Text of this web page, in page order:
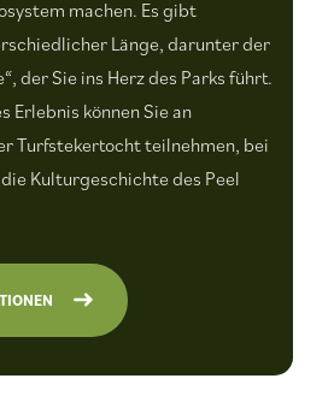
machen. Es gibt
Länge, darunter der
der Sie ins Herz des Parks führt.
Erlebnis können Sie an
Turfstekertocht teilnehmen, bei
Kulturgeschichte des Peel